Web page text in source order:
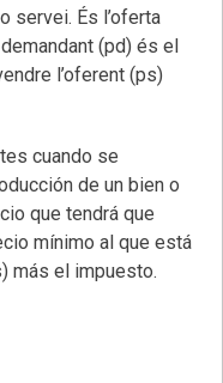
servei. És l’oferta
(pd) és el
l’oferent (ps)
cuando se
de un bien o
que tendrá que
mínimo al que está
más el impuesto.